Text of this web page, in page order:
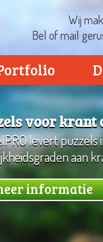
Wij
Bel of mail
voor krant
levert puzzels
aan
informatie